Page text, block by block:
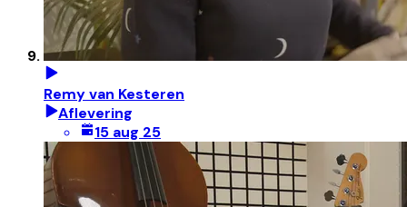
Remy van Kesteren
Aflevering
15 aug 25